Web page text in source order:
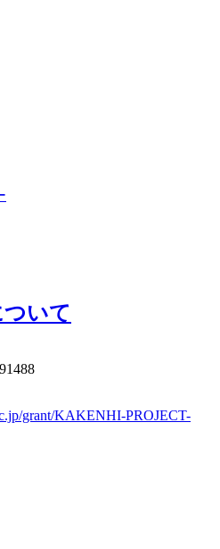
いて
grant/KAKENHI-PROJECT-